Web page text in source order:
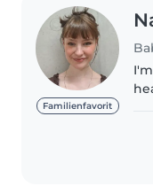
Familienfavorit